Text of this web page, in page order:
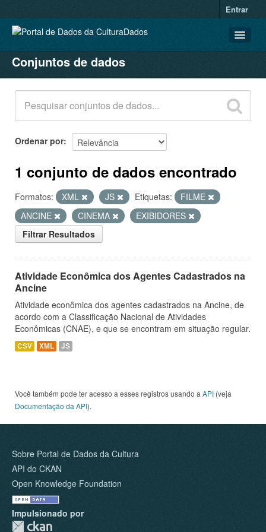
Entrar
CONJUNTOS DE DADOS
ORGANIZAÇÕES
GRUPOS
SOBRE
Conjuntos de dados
Ordenar por
1 conjunto de dados encontrado
Formatos: XML JS Etiquetas:
FILME
ANCINE
CINEMA
EXIBIDORES
Filtrar Resultados
Atividade Econômica dos Agentes Cadastrados na
Ancine
Atividade econômica dos agentes cadastrados na Ancine, de
acordo com a Classificação Nacional de Atividades
Econômicas (CNAE), e que se encontram em situação regular.
CSV XML JS
Você também pode ter acesso a esses registros usando a API (veja
Documentação da API).
Sobre Portal de Dados da Cultura
API do CKAN
Open Knowledge Foundation
Impulsionado por